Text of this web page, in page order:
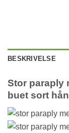
BESKRIVELSE
Stor paraply
buet sort